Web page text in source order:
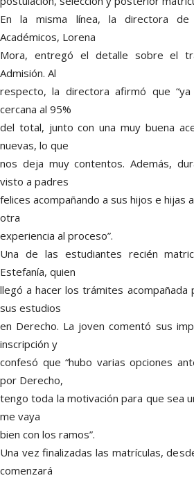
En la misma línea, la directora de
Académicos, Lorena
Mora, entregó el detalle sobre el
Admisión. Al
respecto, la directora afirmó que “ya
cercana al 95%
del total, junto con una muy buena
nuevas, lo que
nos deja muy contentos. Además,
visto a padres
felices acompañando a sus hijos e hijas
otra
experiencia al proceso”.
Una de las estudiantes recién
Estefanía, quien
llegó a hacer los trámites acompañada
sus estudios
en Derecho. La joven comentó sus
inscripción y
confesó que “hubo varias opciones
por Derecho,
tengo toda la motivación para que sea
me vaya
bien con los ramos”.
Una vez finalizadas las matrículas,
comenzará